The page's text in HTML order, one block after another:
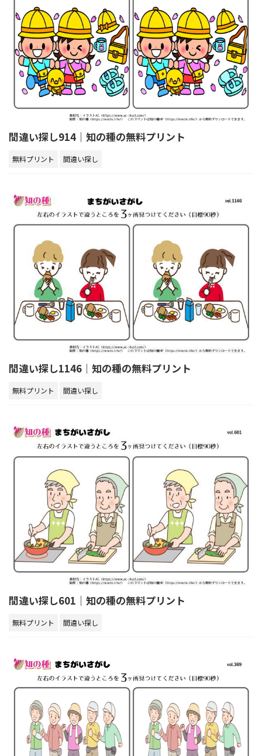
間違い探し914｜知の種の無料プリント
無料プリント 間違い探し
間違い探し1146｜知の種の無料プリント
無料プリント 間違い探し
間違い探し601｜知の種の無料プリント
無料プリント 間違い探し